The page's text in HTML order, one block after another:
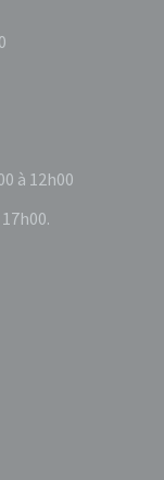
à 12h00